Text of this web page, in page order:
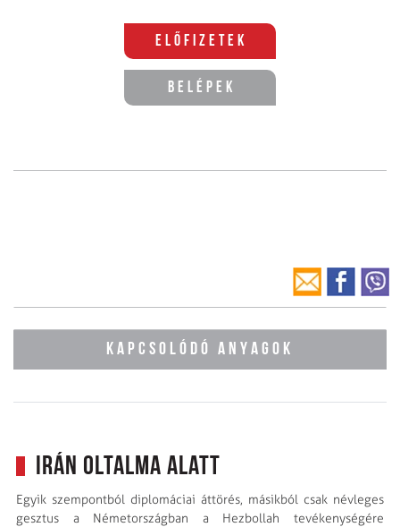
Előfizetek
Belépek
KAPCSOLÓDÓ ANYAGOK
Irán oltalma alatt
Egyik szempontból diplomáciai áttörés, másikból csak névleges
gesztus a Németországban a Hezbollah tevékenységére